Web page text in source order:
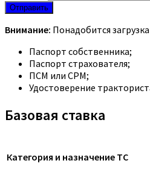
Отправить
Внимание: Понадобится
Паспорт собственника;
Паспорт страхователя;
ПСМ или СРМ;
Удостоверение
Базовая ставка
Категория и назначение ТС